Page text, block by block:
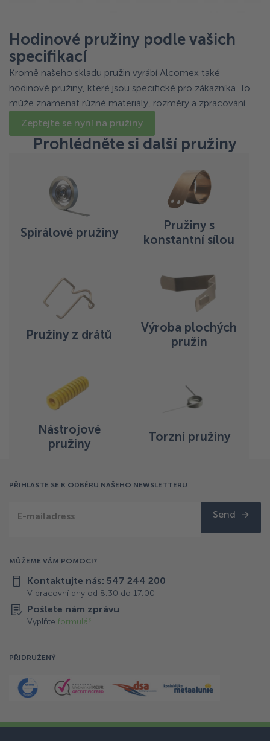
Hodinové pružiny podle vašich
specifikací
Kromě našeho skladu pružin vyrábí Alcomex také
hodinové pružiny, které jsou specifické pro zákazníka. To
může znamenat různé materiály, rozměry a zpracování.
Zeptejte se nyní na pružiny
Prohlédněte si další pružiny
Spirálové pružiny
Pružiny s
konstantní sílou
Pružiny z drátů
Výroba plochých
pružin
Nástrojové
pružiny
Torzní pružiny
PŘIHLASTE SE K ODBĚRU NAŠEHO NEWSLETTERU
E-mailadress Send
MŮŽEME VÁM POMOCI?
Kontaktujte nás: 547 244 200
V pracovní dny od 8:30 do 17:00
Pošlete nám zprávu
Vyplňteformulář
PŘIDRUŽENÝ